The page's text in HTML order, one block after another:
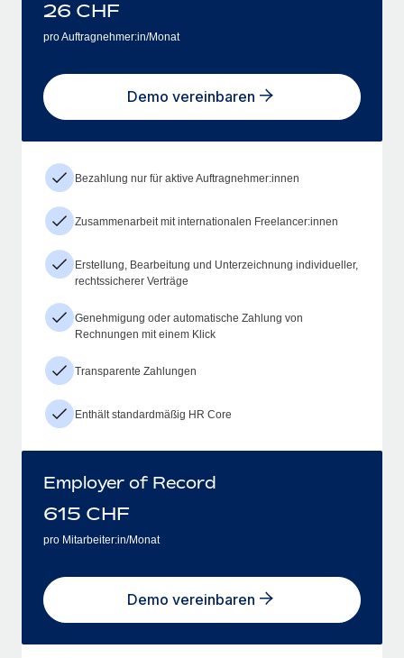
26 CHF
pro Auftragnehmer:in/Monat
Demo vereinbaren
Bezahlung nur für aktive Auftragnehmer:innen
Zusammenarbeit mit internationalen Freelancer:innen
Erstellung, Bearbeitung und Unterzeichnung individueller,
rechtssicherer Verträge
Genehmigung oder automatische Zahlung von
Rechnungen mit einem Klick
Transparente Zahlungen
Enthält standardmäßig HR Core
Employer of Record
615 CHF
pro Mitarbeiter:in/Monat
Demo vereinbaren